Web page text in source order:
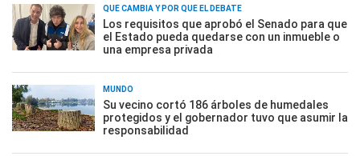
QUÉ CAMBIA Y POR QUÉ EL DEBATE
Los requisitos que aprobó el Senado para que
el Estado pueda quedarse con un inmueble o
una empresa privada
MUNDO
Su vecino cortó 186 árboles de humedales
protegidos y el gobernador tuvo que asumir la
responsabilidad